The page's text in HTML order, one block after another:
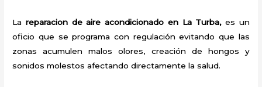
La reparacion de aire acondicionado en La Turba,es un
oficio que se programa con regulación evitando que las
zonas acumulen malos olores, creación de hongos y
sonidos molestos afectando directamente la salud.